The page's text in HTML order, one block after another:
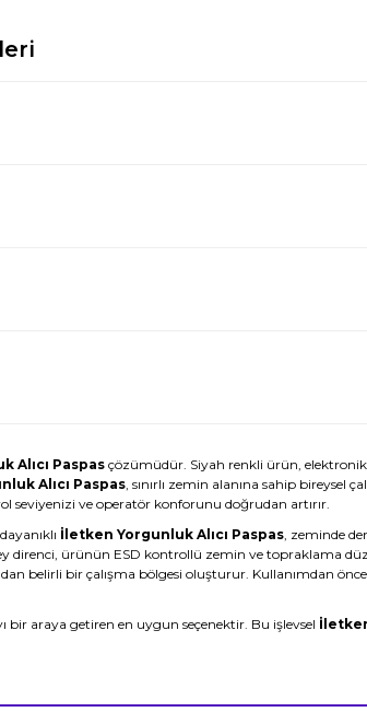
Alıcı Paspas çözümüdür. Siyah renkli ürün,
Alıcı Paspas, sınırlı zemin alanına sahip bireysel
seviyenizi ve operatör konforunu doğrudan artırır.
İletken Yorgunluk Alıcı Paspas, zeminde
direnci, ürünün ESD kontrollü zemin ve topraklama
belirli bir çalışma bölgesi oluşturur. Kullanımdan
bir araya getiren en uygun seçenektir. Bu işlevsel